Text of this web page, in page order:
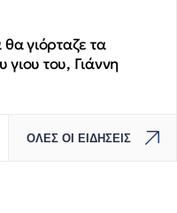
γιόρταζε τα
του, Γιάννη
ΟΛΕΣ ΟΙ ΕΙΔΗΣΕΙΣ